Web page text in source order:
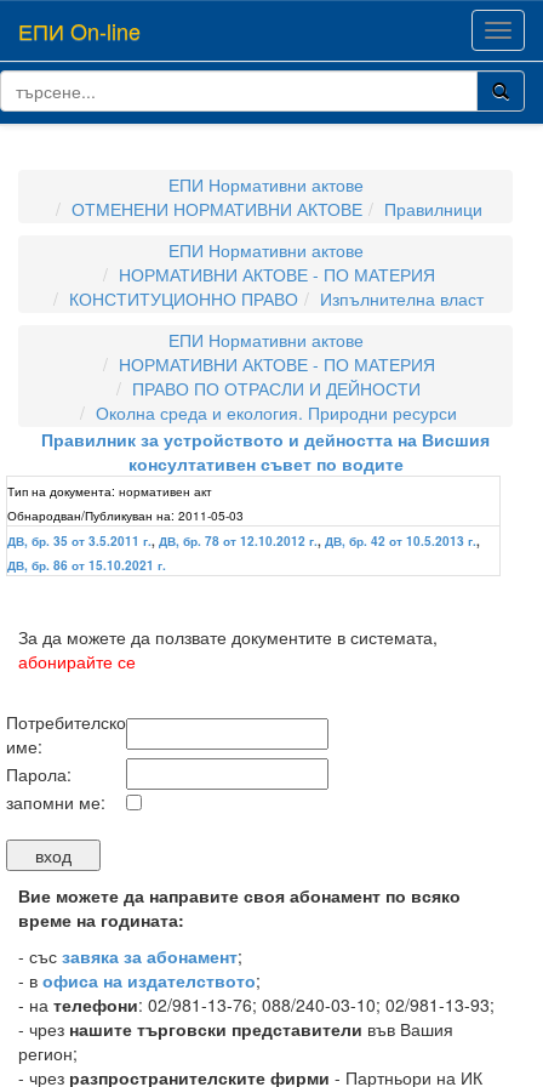
ЕПИ On-line
ЕПИ Нормативни актове
ОТМЕНЕНИ НОРМАТИВНИ АКТОВЕ
Правилници
ЕПИ Нормативни актове
НОРМАТИВНИ АКТОВЕ - ПО МАТЕРИЯ
КОНСТИТУЦИОННО ПРАВО
Изпълнителна власт
ЕПИ Нормативни актове
НОРМАТИВНИ АКТОВЕ - ПО МАТЕРИЯ
ПРАВО ПО ОТРАСЛИ И ДЕЙНОСТИ
Околна среда и екология. Природни ресурси
Правилник за устройството и дейността на Висшия
консултативен съвет по водите
Тип на документа: нормативен акт
Обнародван/Публикуван на: 2011-05-03
ДВ, бр. 35 от 3.5.2011 г., ДВ, бр. 78 от 12.10.2012 г., ДВ, бр. 42 от 10.5.2013 г.,
ДВ, бр. 86 от 15.10.2021 г.
За да можете да ползвате документите в системата,
абонирайте се
Потребителско
име:
Парола:
запомни ме:
Вие можете да направите своя абонамент по всяко
време на годината:
- със завяка за абонамент;
- в офиса на издателството;
- на телефони: 02/981-13-76; 088/240-03-10; 02/981-13-93;
- чрез нашите търговски представители във Вашия
регион;
- чрез разпространителските фирми - Партньори на ИК